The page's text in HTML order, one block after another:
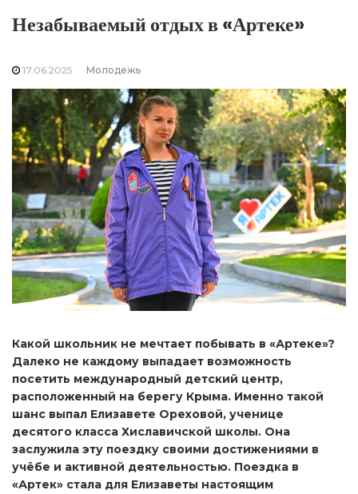
Незабываемый отдых в «Артеке»
17.06.2025 Молодежь
Какой школьник не мечтает побывать в «Артеке»?
Далеко не каждому выпадает возможность
посетить международный детский центр,
расположенный на берегу Крыма. Именно такой
шанс выпал Елизавете Ореховой, ученице
десятого класса Хиславичской школы. Она
заслужила эту поездку своими достижениями в
учёбе и активной деятельностью. Поездка в
«Артек» стала для Елизаветы настоящим